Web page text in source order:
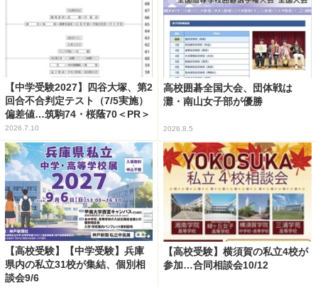
【中学受験2027】四谷大塚、第2
回合不合判定テスト（7/5実施）
偏差値…筑駒74・桜蔭70＜PR＞
2026.7.10
高校囲碁全国大会、団体戦は
灘・南山女子部が優勝
2026.8.5
【高校受験】【中学受験】兵庫
県内の私立31校が集結、個別相
談会9/6
【高校受験】横須賀の私立4校が
参加…合同相談会10/12